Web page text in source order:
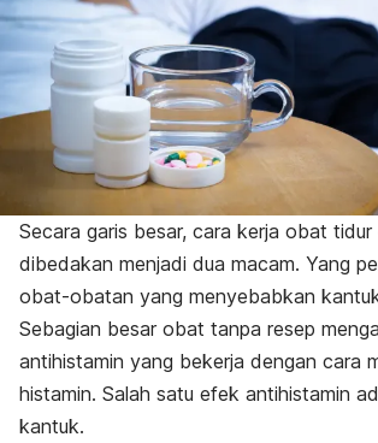
Secara garis besar, cara kerja obat
dibedakan menjadi dua macam. Yang
obat-obatan yang menyebabkan
Sebagian besar obat tanpa resep
antihistamin yang bekerja dengan cara
histamin. Salah satu efek antihistamin
kantuk.